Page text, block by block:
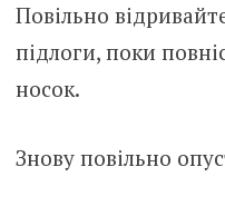
Повільно
підлоги, поки
носок.
Знову повільно